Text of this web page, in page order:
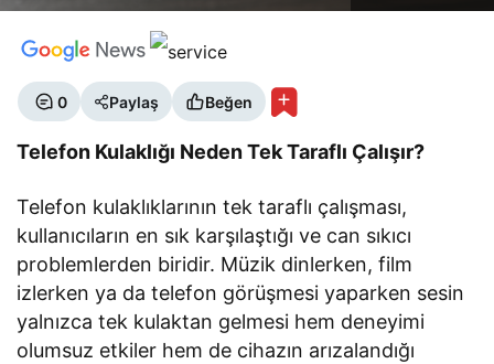
0 Paylaş Beğen
Telefon Kulaklığı Neden Tek Taraflı Çalışır?
Telefon kulaklıklarının tek taraflı çalışması,
kullanıcıların en sık karşılaştığı ve can sıkıcı
problemlerden biridir. Müzik dinlerken, film
izlerken ya da telefon görüşmesi yaparken sesin
yalnızca tek kulaktan gelmesi hem deneyimi
olumsuz etkiler hem de cihazın arızalandığı